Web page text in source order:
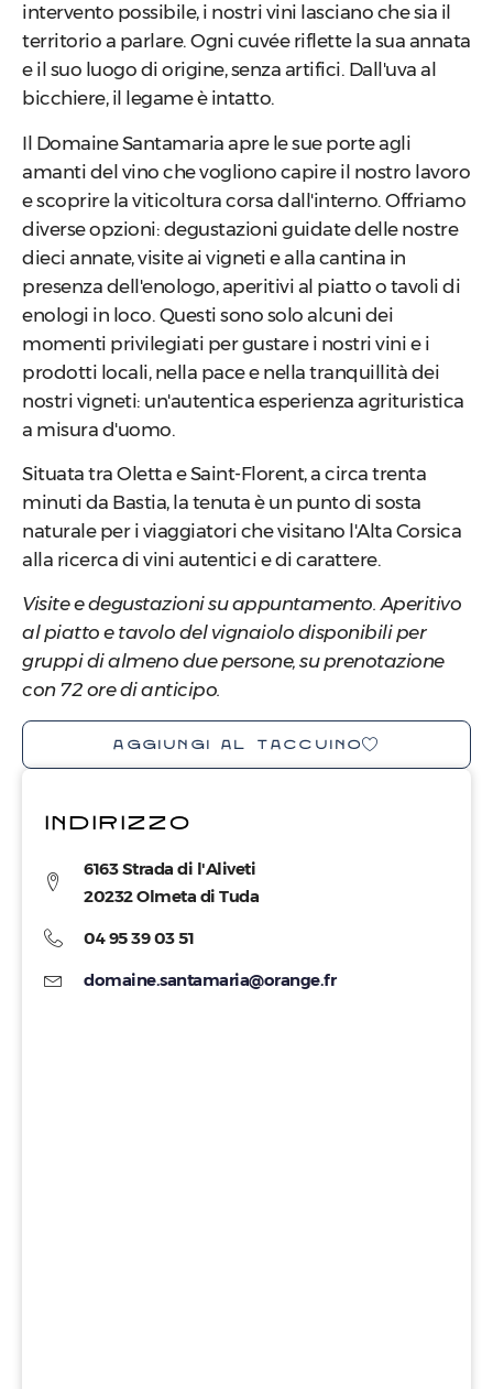
AGGIUNGI AL TACCUINO
INDIRIZZO
6163 Strada di l'Aliveti
20232 Olmeta di Tuda
04 95 39 03 51
domaine.santamaria@orange.fr
intervento possibile, i nostri vini lasciano che sia il
territorio a parlare. Ogni cuvée riflette la sua annata
e il suo luogo di origine, senza artifici. Dall'uva al
bicchiere, il legame è intatto.
Il Domaine Santamaria apre le sue porte agli
amanti del vino che vogliono capire il nostro lavoro
e scoprire la viticoltura corsa dall'interno. Offriamo
diverse opzioni: degustazioni guidate delle nostre
dieci annate, visite ai vigneti e alla cantina in
presenza dell'enologo, aperitivi al piatto o tavoli di
enologi in loco. Questi sono solo alcuni dei
momenti privilegiati per gustare i nostri vini e i
prodotti locali, nella pace e nella tranquillità dei
nostri vigneti: un'autentica esperienza agrituristica
a misura d'uomo.
Situata tra Oletta e Saint-Florent, a circa trenta
minuti da Bastia, la tenuta è un punto di sosta
naturale per i viaggiatori che visitano l'Alta Corsica
alla ricerca di vini autentici e di carattere.
Visite e degustazioni su appuntamento. Aperitivo
al piatto e tavolo del vignaiolo disponibili per
gruppi di almeno due persone, su prenotazione
con 72 ore di anticipo.